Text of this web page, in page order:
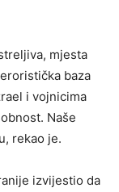
mjesta
baza
i vojnicima
Naše
rekao je.
izvijestio da